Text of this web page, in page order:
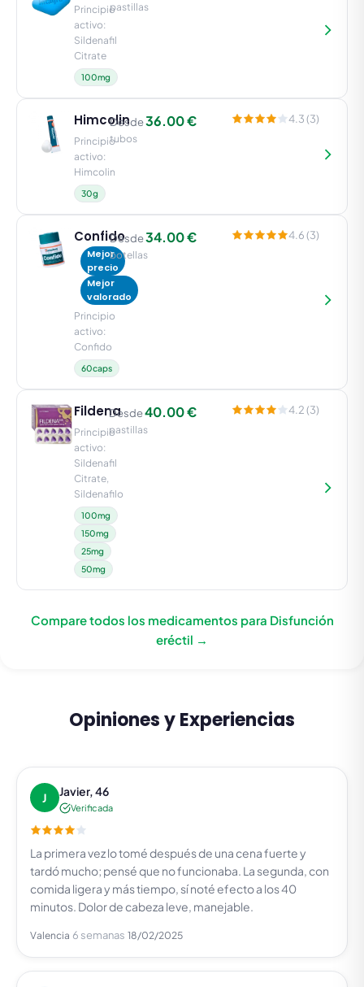
Principio
activo:
Sildenafil
Citrate
100mg
pastillas
Himcolin
Principio
activo:
Himcolin
30g
Desde36.00 €
tubos
4.3 (3)
Confido
Mejor
precio
Mejor
valorado
Principio
activo:
Confido
60caps
Desde34.00 €
botellas
4.6 (3)
Fildena
Principio
activo:
Sildenafil
Citrate,
Sildenafilo
100mg
150mg
25mg
50mg
Desde40.00 €
pastillas
4.2 (3)
Compare todos los medicamentos para Disfunción
eréctil →
Opiniones y Experiencias
J Javier, 46
Verificada
La primera vez lo tomé después de una cena fuerte y
tardó mucho; pensé que no funcionaba. La segunda, con
comida ligera y más tiempo, sí noté efecto a los 40
minutos. Dolor de cabeza leve, manejable.
Valencia 6 semanas 18/02/2025